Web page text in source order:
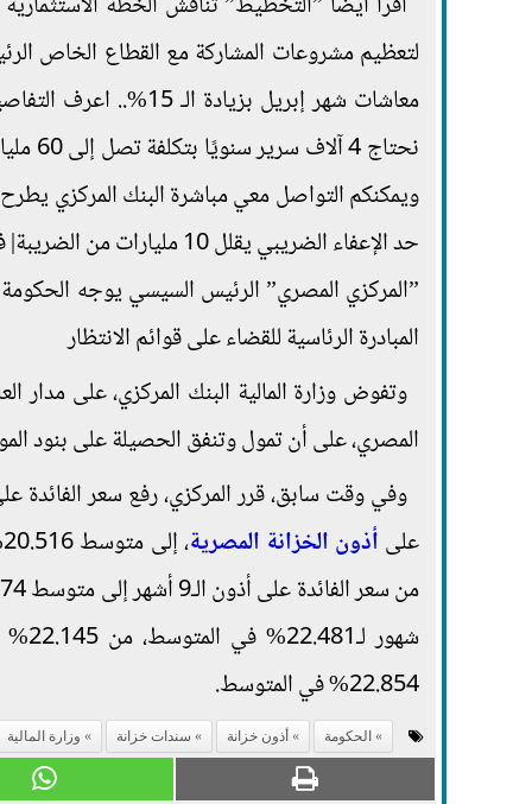
لتعظيم مشروعات المشاركة مع القطاع الخاص
ويمكنكم التواصل معي مباشرة البنك المركزي
حد الإعفاء الضريبي يقلل
المبادرة الرئاسية للقضاء على قوائم الانتظار
وتفوض وزارة المالية البنك المركزي، على مدار
المصري، على أن تمول وتنفق الحصيلة على بنود الموازنة
وفي وقت سابق، قرر المركزي، رفع سعر الفائدة
على أذون الخزانة المصرية
22.854% في المتوسط.
الحكومة أذون خزانة سندات خزانة وزارة المالية